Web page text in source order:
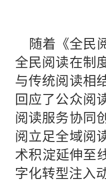
随着《全民
全民阅读在制
与传统阅读相
回应了公众阅
阅读服务协同
阅立足全域阅
术积淀延伸至
字化转型注入